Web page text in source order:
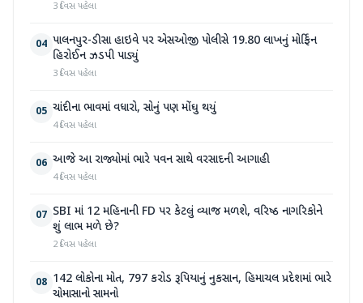
3 દિવસ પહેલા
04 પાલનપુર-ડીસા હાઇવે પર એસઓજી પોલીસે 19.80 લાખનું મોર્ફિન
હિરોઈન ઝડપી પાડ્યું
3 દિવસ પહેલા
05 ચાંદીના ભાવમાં વધારો, સોનું પણ મોંઘુ થયું
4 દિવસ પહેલા
06 આજે આ રાજ્યોમાં ભારે પવન સાથે વરસાદની આગાહી
4 દિવસ પહેલા
07 SBI માં 12 મહિનાની FD પર કેટલું વ્યાજ મળશે, વરિષ્ઠ નાગરિકોને
શું લાભ મળે છે?
2 દિવસ પહેલા
08 142 લોકોના મોત, 797 કરોડ રૂપિયાનું નુકસાન, હિમાચલ પ્રદેશમાં ભારે
ચોમાસાનો સામનો